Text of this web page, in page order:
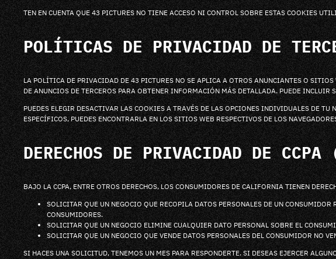
TEN EN CUENTA QUE 43 PICTURES NO TIENE ACCESO NI CONTROL SOBRE ESTAS COOKIES
POLÍTICAS DE PRIVACIDAD DE
LA POLÍTICA DE PRIVACIDAD DE 43 PICTURES NO SE APLICA A OTROS ANUNCIANTES O
DE ANUNCIOS DE TERCEROS PARA OBTENER INFORMACIÓN MÁS DETALLADA. PUEDE
PUEDES ELEGIR DESACTIVAR LAS COOKIES A TRAVÉS DE LAS OPCIONES INDIVIDUALES DE
ESPECÍFICOS, PUEDES ENCONTRARLA EN LOS SITIOS WEB RESPECTIVOS DE LOS
DERECHOS DE PRIVACIDAD DE
BAJO LA CCPA, ENTRE OTROS DERECHOS, LOS CONSUMIDORES DE CALIFORNIA TIENEN
SOLICITAR QUE UN NEGOCIO QUE RECOPILA DATOS PERSONALES DE UN
CONSUMIDORES.
SOLICITAR QUE UN NEGOCIO ELIMINE CUALQUIER DATO PERSONAL SOBRE EL
SOLICITAR QUE UN NEGOCIO QUE VENDE DATOS PERSONALES DEL CONSUMIDOR NO
SI HACES UNA SOLICITUD, TENEMOS UN MES PARA RESPONDERTE. SI DESEAS EJERCER